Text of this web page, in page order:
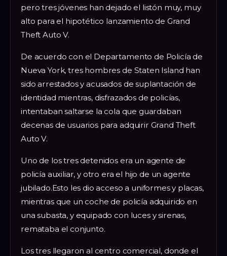
pero tres jóvenes han dejado el listón muy, muy
alto para el hipotético lanzamiento de Grand
Theft Auto V.
De acuerdo con el Departamento de Policía de
Nueva York, tres hombres de Staten Island han
sido arrestados y acusados de suplantación de
identidad mientras, disfrazados de policías,
intentaban saltarse la cola que guardaban
decenas de usuarios para adquirir Grand Theft
Auto V.
Uno de los tres detenidos era un agente de
policía auxiliar, y otro era el hijo de un agente
jubilado.Esto les dio acceso a uniformes y placas,
mientras que un coche de policía adquirido en
una subasta, y equipado con luces y sirenas,
remataba el conjunto.
Los tres llegaron al centro comercial, donde el